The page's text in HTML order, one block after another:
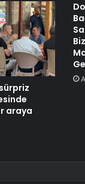
araya